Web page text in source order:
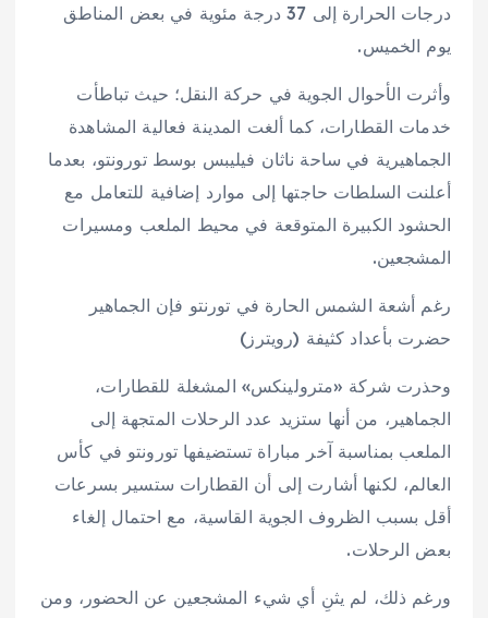
درجات الحرارة إلى 37 درجة مئوية في بعض المناطق
يوم الخميس.
وأثرت الأحوال الجوية في حركة النقل؛ حيث تباطأت
خدمات القطارات، كما ألغت المدينة فعالية المشاهدة
الجماهيرية في ساحة ناثان فيليبس بوسط تورونتو، بعدما
أعلنت السلطات حاجتها إلى موارد إضافية للتعامل مع
الحشود الكبيرة المتوقعة في محيط الملعب ومسيرات
المشجعين.
رغم أشعة الشمس الحارة في تورنتو فإن الجماهير
حضرت بأعداد كثيفة (رويترز)
وحذرت شركة «مترولينكس» المشغلة للقطارات،
الجماهير، من أنها ستزيد عدد الرحلات المتجهة إلى
الملعب بمناسبة آخر مباراة تستضيفها تورونتو في كأس
العالم، لكنها أشارت إلى أن القطارات ستسير بسرعات
أقل بسبب الظروف الجوية القاسية، مع احتمال إلغاء
بعض الرحلات.
ورغم ذلك، لم يثنِ أي شيء المشجعين عن الحضور، ومن